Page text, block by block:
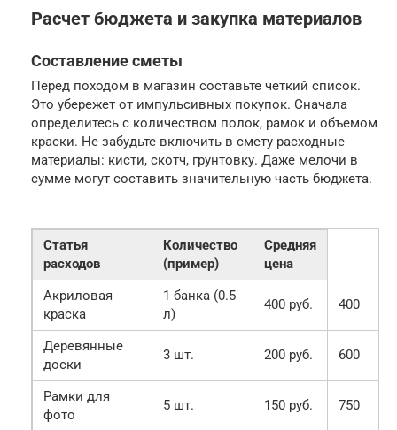
Расчет бюджета и закупка материалов
Составление сметы
Перед походом в магазин составьте четкий список.
Это убережет от импульсивных покупок. Сначала
определитесь с количеством полок, рамок и объемом
краски. Не забудьте включить в смету расходные
материалы: кисти, скотч, грунтовку. Даже мелочи в
сумме могут составить значительную часть бюджета.
Статья
расходов
Количество
(пример)
Средняя
цена
Акриловая
краска
1 банка (0.5
л)
400 руб. 400
Деревянные
доски
3 шт. 200 руб. 600
Рамки для
фото
5 шт. 150 руб. 750